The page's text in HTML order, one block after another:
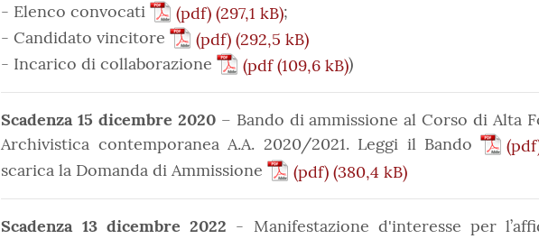
- Elenco convocati
(pdf)
;
- Candidato vincitore
(pdf)
- Incarico di collaborazione
(pdf )
Scadenza 15 dicembre 2020– Bando di ammissione al Corso di Alta
Archivistica contemporanea A.A. 2020/2021. Leggi il Bando
scarica la Domanda di Ammissione
(pdf)
Scadenza 13 dicembre 2022 - Manifestazione d'interesse per